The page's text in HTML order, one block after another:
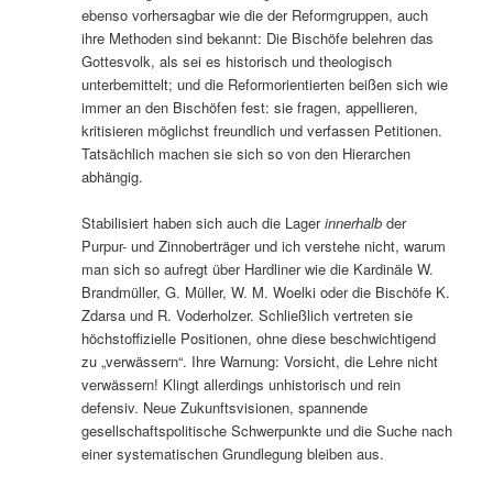
ebenso vorhersagbar wie die der Reformgruppen, auch
ihre Methoden sind bekannt: Die Bischöfe belehren das
Gottesvolk, als sei es historisch und theologisch
unterbemittelt; und die Reformorientierten beißen sich wie
immer an den Bischöfen fest: sie fragen, appellieren,
kritisieren möglichst freundlich und verfassen Petitionen.
Tatsächlich machen sie sich so von den Hierarchen
abhängig.
Stabilisiert haben sich auch die Lagerinnerhalb der
Purpur- und Zinnoberträger und ich verstehe nicht, warum
man sich so aufregt über Hardliner wie die Kardinäle W.
Brandmüller, G. Müller, W. M. Woelki oder die Bischöfe K.
Zdarsa und R. Voderholzer. Schließlich vertreten sie
höchstoffizielle Positionen, ohne diese beschwichtigend
zu „verwässern“. Ihre Warnung: Vorsicht, die Lehre nicht
verwässern! Klingt allerdings unhistorisch und rein
defensiv. Neue Zukunftsvisionen, spannende
gesellschaftspolitische Schwerpunkte und die Suche nach
einer systematischen Grundlegung bleiben aus.